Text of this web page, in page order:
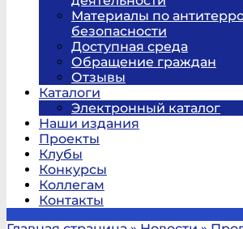
Материалы по
безопасности
Доступная среда
Обращение граждан
Отзывы
Каталоги
Электронный каталог
Наши издания
Проекты
Клубы
Конкурсы
Коллегам
Контакты